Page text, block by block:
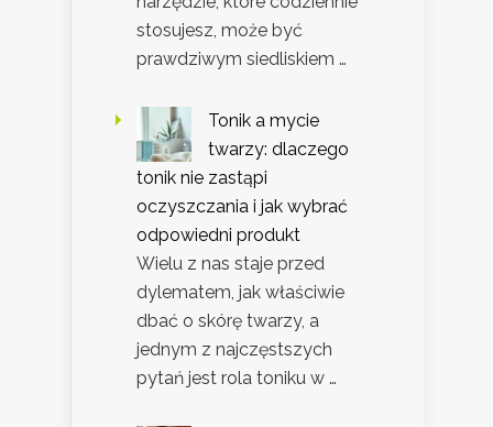
stosujesz, może być
prawdziwym siedliskiem …
Tonik a mycie
twarzy: dlaczego
tonik nie zastąpi
oczyszczania i jak wybrać
odpowiedni produkt
Wielu z nas staje przed
dylematem, jak właściwie
dbać o skórę twarzy, a
jednym z najczęstszych
pytań jest rola toniku w …